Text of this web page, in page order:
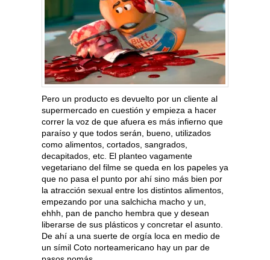
Pero un producto es devuelto por un cliente al
supermercado en cuestión y empieza a hacer
correr la voz de que afuera es más infierno que
paraíso y que todos serán, bueno, utilizados
como alimentos, cortados, sangrados,
decapitados, etc. El planteo vagamente
vegetariano del filme se queda en los papeles ya
que no pasa el punto por ahí sino más bien por
la atracción sexual entre los distintos alimentos,
empezando por una salchicha macho y un,
ehhh, pan de pancho hembra que y desean
liberarse de sus plásticos y concretar el asunto.
De ahí a una suerte de orgía loca en medio de
un símil Coto norteamericano hay un par de